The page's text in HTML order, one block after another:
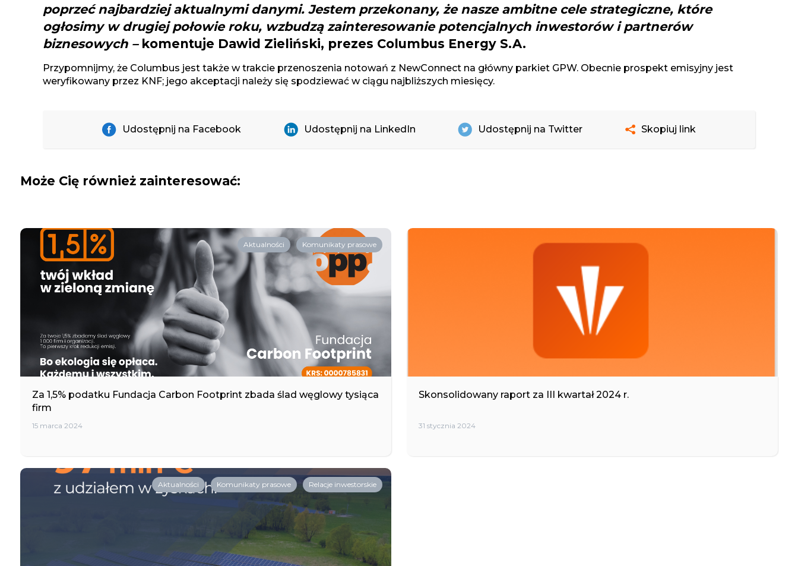
poprzeć najbardziej aktualnymi danymi. Jestem przekonany, że nasze ambitne cele strategiczne, które
ogłosimy w drugiej połowie roku, wzbudzą zainteresowanie potencjalnych inwestorów i partnerów
biznesowych – komentuje Dawid Zieliński, prezes Columbus Energy S.A.
Przypomnijmy, że Columbus jest także w trakcie przenoszenia notowań z NewConnect na główny parkiet GPW. Obecnie prospekt emisyjny jest
weryfikowany przez KNF; jego akceptacji należy się spodziewać w ciągu najbliższych miesięcy.
Udostępnij na Facebook Udostępnij na LinkedIn Udostępnij na Twitter Skopiuj link
Może Cię również zainteresować:
Aktualności Komunikaty prasowe
Za 1,5% podatku Fundacja Carbon Footprint zbada ślad węglowy tysiąca
firm
15 marca 2024
Skonsolidowany raport za III kwartał 2024 r.
31 stycznia 2024
Aktualności Komunikaty prasowe Relacje inwestorskie